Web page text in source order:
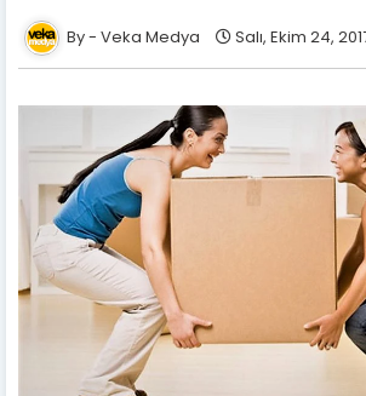
Veka Medya Salı, Ekim 24,